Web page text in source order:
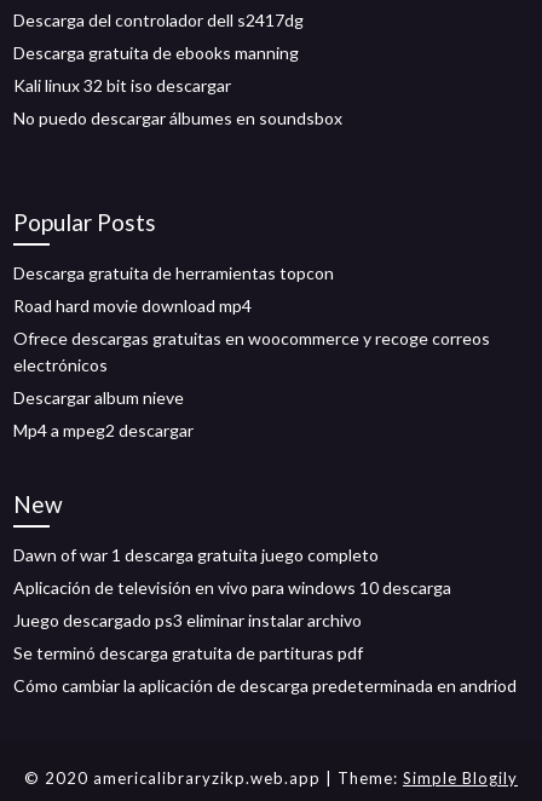
Descarga del controlador dell s2417dg
Descarga gratuita de ebooks manning
Kali linux 32 bit iso descargar
No puedo descargar álbumes en soundsbox
Popular Posts
Descarga gratuita de herramientas topcon
Road hard movie download mp4
Ofrece descargas gratuitas en woocommerce y recoge correos
electrónicos
Descargar album nieve
Mp4 a mpeg2 descargar
New
Dawn of war 1 descarga gratuita juego completo
Aplicación de televisión en vivo para windows 10 descarga
Juego descargado ps3 eliminar instalar archivo
Se terminó descarga gratuita de partituras pdf
Cómo cambiar la aplicación de descarga predeterminada en andriod
© 2020 americalibraryzikp.web.app | Theme: Simple Blogily